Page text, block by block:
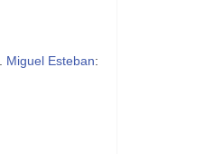
Miguel Esteban: